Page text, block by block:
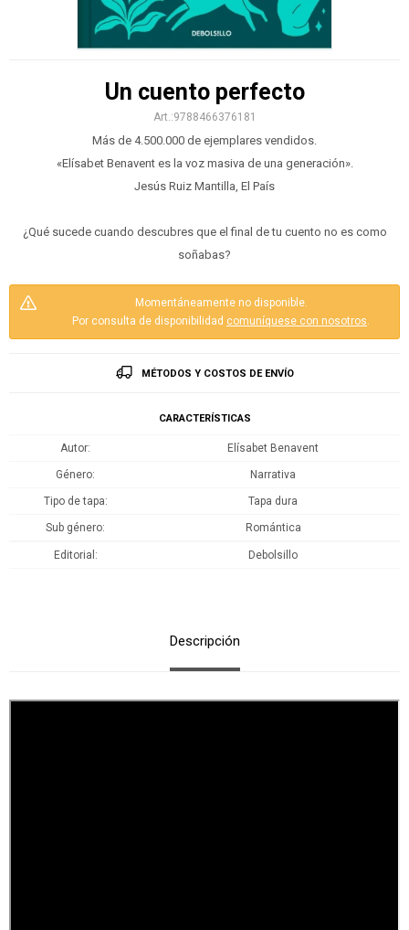
Un cuento perfecto
9788466376181
Más de 4.500.000 de ejemplares vendidos.
«Elísabet Benavent es la voz masiva de una generación».
Jesús Ruiz Mantilla, El País
¿Qué sucede cuando descubres que el final de tu cuento no es como
soñabas?
Momentáneamente no disponible.
Por consulta de disponibilidad comuníquese con nosotros.
MÉTODOS Y COSTOS DE ENVÍO
CARACTERÍSTICAS
Autor Elísabet Benavent
Género Narrativa
Tipo de tapa Tapa dura
Sub género Romántica
Editorial Debolsillo
Descripción